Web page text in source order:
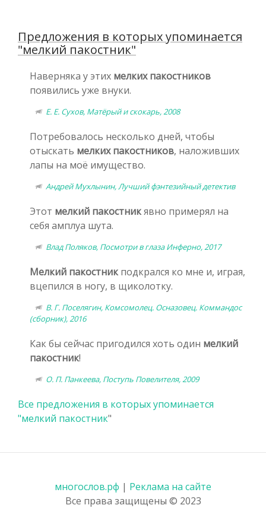
Предложения в которых упоминается
"мелкий пакостник"
Наверняка у этих мелких пакостников
появились уже внуки.
Е. Е. Сухов, Матёрый и скокарь, 2008
Потребовалось несколько дней, чтобы
отыскать мелких пакостников, наложивших
лапы на моё имущество.
Андрей Мухлынин, Лучший фэнтезийный детектив
Этот мелкий пакостникявно примерял на
себя амплуа шута.
Влад Поляков, Посмотри в глаза Инферно, 2017
Мелкий пакостникподкрался ко мне и, играя,
вцепился в ногу, в щиколотку.
В. Г. Поселягин, Комсомолец. Осназовец. Коммандос
(сборник), 2016
Как бы сейчас пригодился хоть один мелкий
пакостник!
О. П. Панкеева, Поступь Повелителя, 2009
Все предложения в которых упоминается
"мелкий пакостник"
многослов.рф | Реклама на сайте
Все права защищены © 2023